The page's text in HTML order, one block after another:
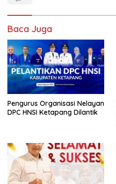
o
o
k
A
p
p
Baca Juga
Pengurus Organisasi Nelayan
DPC HNSI Ketapang Dilantik